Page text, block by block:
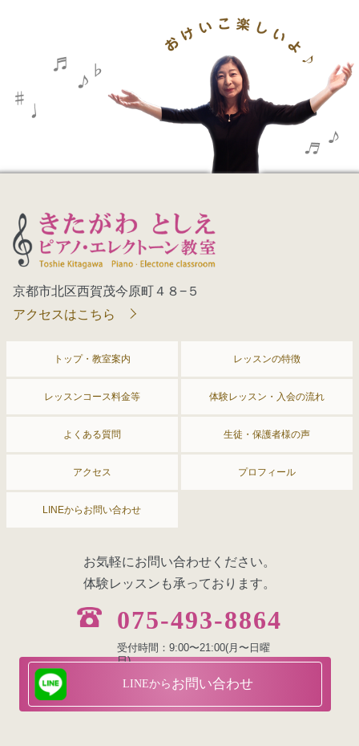
京都市北区西賀茂今原町４８−５
アクセスはこちら
トップ・教室案内 レッスンの特徴
レッスンコース料金等 体験レッスン・入会の流れ
よくある質問 生徒・保護者様の声
アクセス プロフィール
LINEからお問い合わせ
お気軽にお問い合わせください。
体験レッスンも承っております。
075-493-8864
受付時間：9:00〜21:00(月〜日曜
日)
LINEから お問い合わせ